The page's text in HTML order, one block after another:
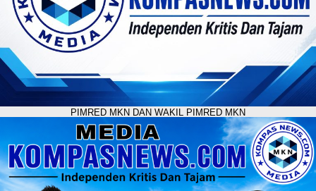
PIMRED MKN DAN WAKIL PIMRED MKN